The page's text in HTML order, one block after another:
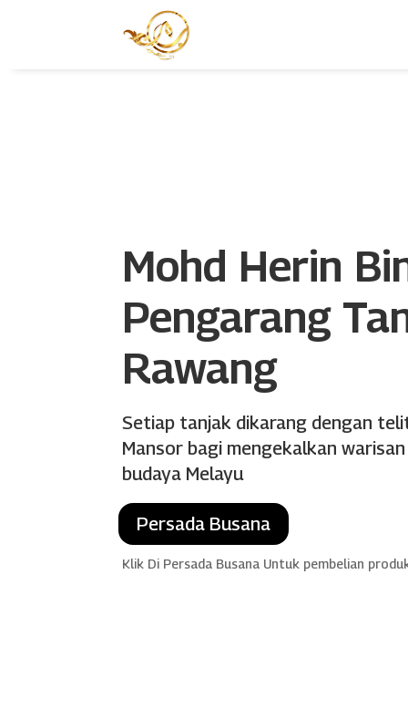
Mohd Herin
Pengarang
Rawang
Setiap tanjak dikarang dengan
Mansor bagi mengekalkan
budaya Melayu
Persada Busana
Klik Di Persada Busana Untuk pembelian